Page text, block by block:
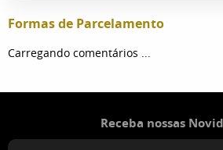
Formas de Parcelamento
Carregando comentários ...
Receba nossas